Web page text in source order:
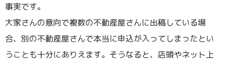
事実です。
大家さんの意向で複数の不動産屋さんに出稿している場
合、別の不動産屋さんで本当に申込が入ってしまったとい
うことも十分にありえます。そうなると、店頭やネット上